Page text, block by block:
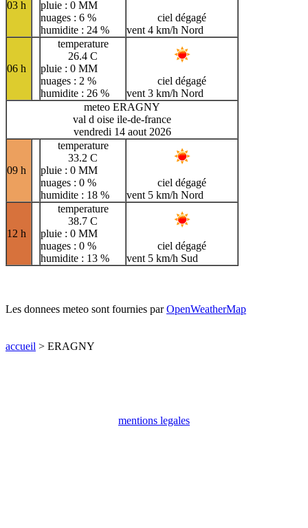
03 h
pluie : 0 MM
nuages : 6 %
humidite : 24 %
ciel dégagé
vent 4 km/h Nord
06 h
temperature
26.4 C
pluie : 0 MM
nuages : 2 %
humidite : 26 %
ciel dégagé
vent 3 km/h Nord
meteo ERAGNY
val d oise ile-de-france
vendredi 14 aout 2026
09 h
temperature
33.2 C
pluie : 0 MM
nuages : 0 %
humidite : 18 %
ciel dégagé
vent 5 km/h Nord
12 h
temperature
38.7 C
pluie : 0 MM
nuages : 0 %
humidite : 13 %
ciel dégagé
vent 5 km/h Sud
Les donnees meteo sont fournies parOpenWeatherMap
accueil > ERAGNY
mentions legales